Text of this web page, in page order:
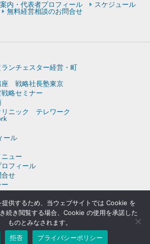
内・代表者プロフィール
スケジュール
無料経営相談のお問合せ
ンチェスター経営・町
座 戦略社長塾東京
略セミナー
リニック テレワーク
ール
ュー
フィール
合せ
ターの法則を学ぶなら五十嵐コンサルティン
フィス All rights resereved.
提供するため、当ウェブサイトでは Cookie を
続き閲覧する場合、Cookie の使用を承諾した
ものとみなされます。
拒否 プライバシーポリシー